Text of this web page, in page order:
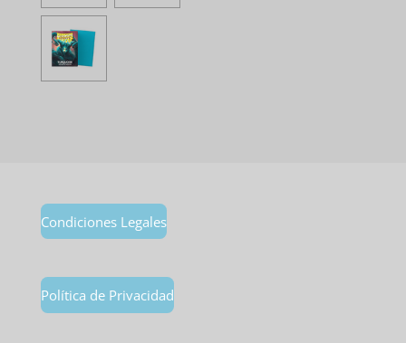
Condiciones Legales
Política de Privacidad